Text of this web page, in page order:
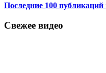
Последние 100 публикаций
Свежее видео